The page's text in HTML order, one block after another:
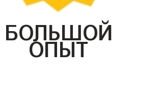
БОЛЬШОЙ
ОПЫТ